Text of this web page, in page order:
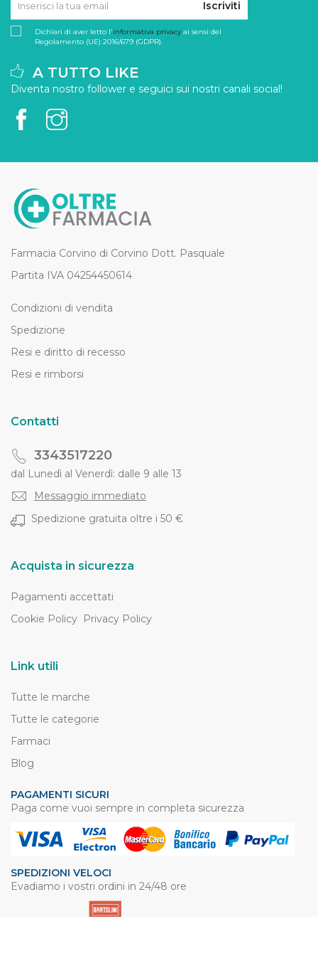
Iscriviti
Dichiari di aver letto l'informativa privacyai sensi del
Regolamento (UE) 2016/679 (GDPR).
A TUTTO LIKE
Diventa nostro follower e seguici sui nostri canali social!
Farmacia Corvino di Corvino Dott. Pasquale
Partita IVA 04254450614
Condizioni di vendita
Spedizione
Resi e diritto di recesso
Resi e rimborsi
Contatti
3343517220
dal Lunedì al Venerdì: dalle 9 alle 13
Messaggio immediato
Spedizione gratuita oltre i 50 €
Acquista in sicurezza
Pagamenti accettati
Cookie Policy Privacy Policy
Link utili
Tutte le marche
Tutte le categorie
Farmaci
Blog
PAGAMENTI SICURI
Paga come vuoi sempre in completa sicurezza
SPEDIZIONI VELOCI
Evadiamo i vostri ordini in 24/48 ore